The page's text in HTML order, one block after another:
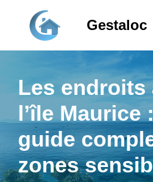
Gestaloc
Les endroits
l’île Maurice
guide
zones